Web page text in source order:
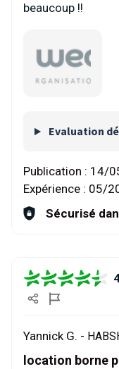
beaucoup !!
Evaluation
Publication : 14/
Expérience : 05/
Sécurisé
Yannick G. -
location borne